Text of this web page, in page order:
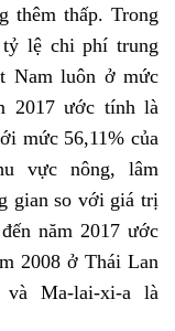
thêm thấp. Trong
lệ chi phí trung
Nam luôn ở mức
2017 ước tính là
mức 56,11% của
vực nông, lâm
gian so với giá trị
năm 2017 ước
2008 ở Thái Lan
và Ma-lai-xi-a là